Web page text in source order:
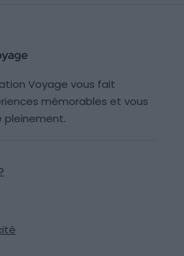
Voyage vous fait
mémorables et vous
pleinement.